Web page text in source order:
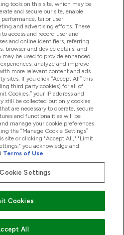
tools on this site, which may be
and secure our site, enable
tailor user
and advertising efforts. These
access and record user and
and online identifiers, referring
browser and device details, and
be used to provide enhanced
analyze and improve
more relevant content and ads
sites. If you click “Accept All” this
third party cookies) for all of
Cookies,” your IP address and
still be collected but only cookies
are necessary to operate, secure
and functionalities will be
manage your cookie preferences
the “Manage Cookie Settings”
site or clicking "Accept All," "Limit
you acknowledge and
Terms of Use.
Cookie Settings
Cookies
All